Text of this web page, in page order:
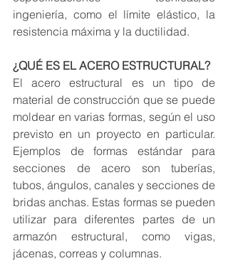
ingeniería, como el límite elástico, la
resistencia máxima y la ductilidad.
¿QUÉ ES EL ACERO ESTRUCTURAL?
El acero estructural es un tipo de
material de construcción que se puede
moldear en varias formas, según el uso
previsto en un proyecto en particular.
Ejemplos de formas estándar para
secciones de acero son tuberías,
tubos, ángulos, canales y secciones de
bridas anchas. Estas formas se pueden
utilizar para diferentes partes de un
armazón estructural, como vigas,
jácenas, correas y columnas.